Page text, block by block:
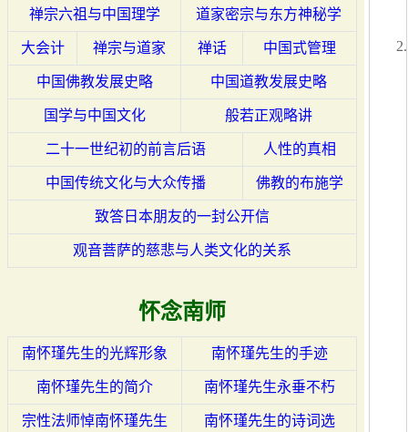
禅宗六祖与中国理学 道家密宗与东方神秘学
大会计 禅宗与道家 禅话 中国式管理
中国佛教发展史略 中国道教发展史略
国学与中国文化 般若正观略讲
二十一世纪初的前言后语 人性的真相
中国传统文化与大众传播 佛教的布施学
致答日本朋友的一封公开信
观音菩萨的慈悲与人类文化的关系
怀念南师
南怀瑾先生的光辉形象 南怀瑾先生的手迹
南怀瑾先生的简介 南怀瑾先生永垂不朽
宗性法师悼南怀瑾先生 南怀瑾先生的诗词选